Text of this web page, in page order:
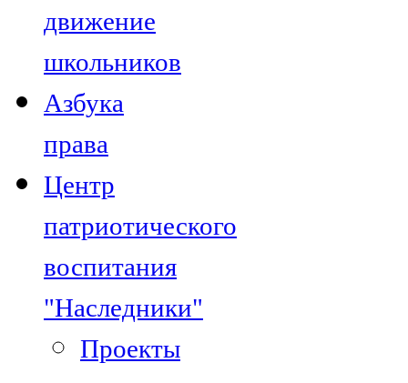
движение
школьников
Азбука
права
Центр
патриотического
воспитания
"Наследники"
Проекты